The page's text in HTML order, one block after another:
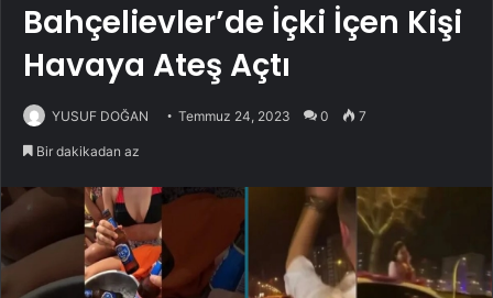
Bahçelievler’de İçki İçen Kişi
Havaya Ateş Açtı
YUSUF DOĞAN Temmuz 24, 2023 0 7
Bir dakikadan az